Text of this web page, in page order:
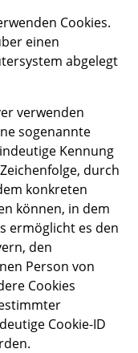
Cookies.
einen
abgelegt
verwenden
sogenannte
Kennung
durch
konkreten
können, in dem
ermöglicht es den
den
Person von
Cookies
Cookie-ID